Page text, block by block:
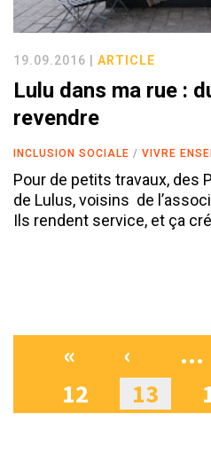
19.09.2016 | ARTICLE
Lulu dans ma rue :
revendre
INCLUSION SOCIALE VIVRE
Pour de petits travaux, des
de Lulus, voisins de
Ils rendent service, et ça
Pages
« ‹ …
12
13